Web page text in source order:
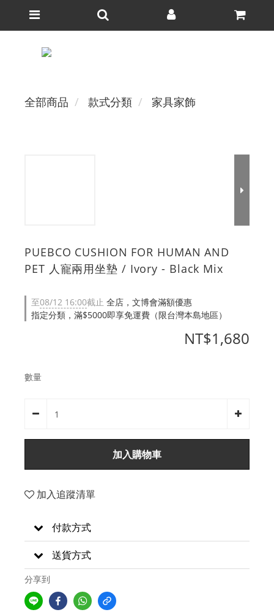
全部商品 款式分類 家具家飾
PUEBCO CUSHION FOR HUMAN AND
PET 人寵兩用坐墊 / Ivory - Black Mix
至08/12 16:00截止 全店，文博會滿額優惠
指定分類，滿$5000即享免運費（限台灣本島地區）
NT$1,680
數量
加入購物車
加入追蹤清單
付款方式
送貨方式
分享到